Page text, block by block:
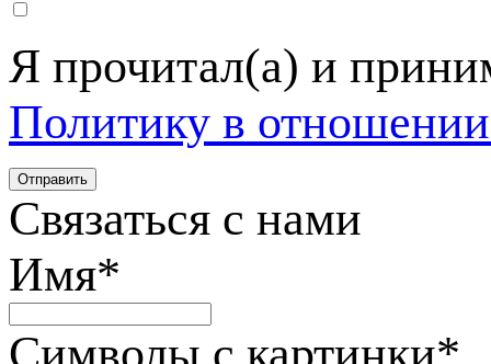
Я прочитал(а) и
Политику в
Связаться с нами
Имя*